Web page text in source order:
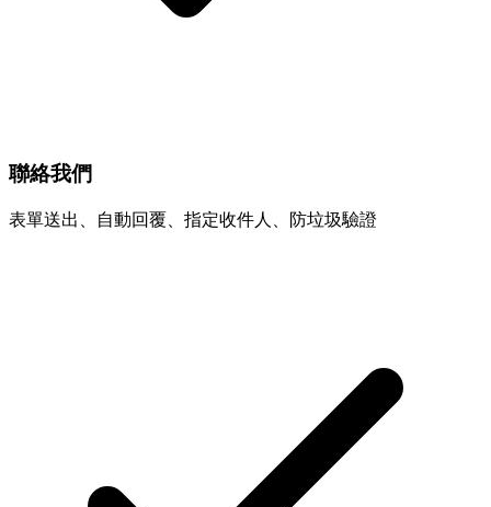
聯絡我們
表單送出、自動回覆、指定收件人、防垃圾驗證